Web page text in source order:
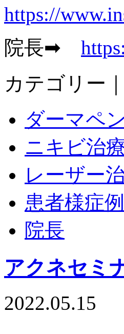
https://
院長➡
カテゴリー｜
ダーマペン
ニキビ治
レーザー
患者様症
院長
アクネセミ
2022.05.15